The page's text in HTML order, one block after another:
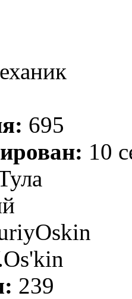
695
10
239